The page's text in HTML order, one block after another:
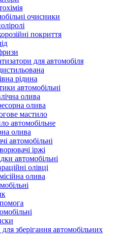
очисники
покриття
для автомобіля
рідина
автомобільні
олива
олива
мастило
автомобільне
олива
автомобільні
іржі
автомобільні
олівці
олива
зберігання автомобільних